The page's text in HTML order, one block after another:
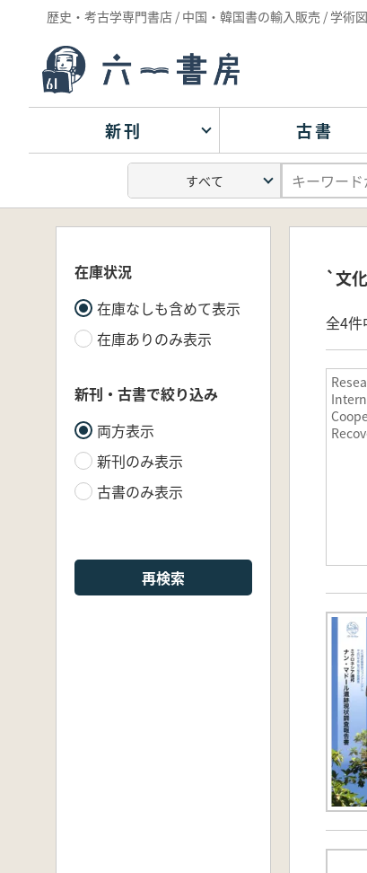
歴史・考古学専門書店 / 中国・韓国書の輸入販売 / 学術
新刊 古書
在庫状況
在庫なしも含めて表示
在庫ありのみ表示
新刊・古書で絞り込み
両方表示
新刊のみ表示
古書のみ表示
再検索
`文
全4件